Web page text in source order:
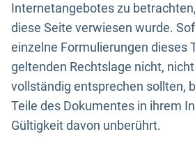
Internetangebotes zu
diese Seite verwiesen wurde.
einzelne Formulierungen dieses
geltenden Rechtslage nicht,
vollständig entsprechen sollten,
Teile des Dokumentes in ihrem
Gültigkeit davon unberührt.